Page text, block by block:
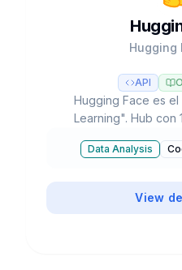
Hugging
API
Hugging Face es
Learning". Hub con
Diffusers, PEFT.
Data Analysis
View